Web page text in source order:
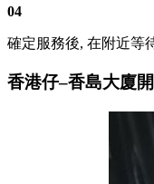
04
確定服務後, 在附近等
香港仔–香島大廈